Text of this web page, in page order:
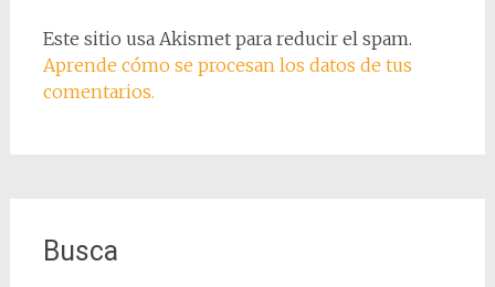
Este sitio usa Akismet para reducir el spam.
Aprende cómo se procesan los datos de tus
comentarios.
Busca